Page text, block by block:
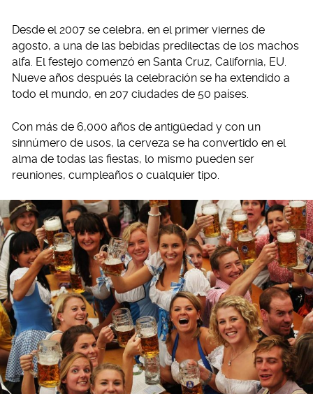
Desde el 2007 se celebra, en el primer viernes de
agosto, a una de las bebidas predilectas de los machos
alfa. El festejo comenzó en Santa Cruz, California, EU.
Nueve años después la celebración se ha extendido a
todo el mundo, en 207 ciudades de 50 países.
Con más de 6,000 años de antigüedad y con un
sinnúmero de usos, la cerveza se ha convertido en el
alma de todas las fiestas, lo mismo pueden ser
reuniones, cumpleaños o cualquier tipo.